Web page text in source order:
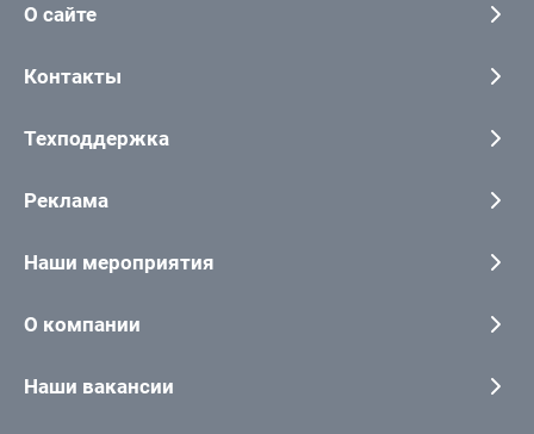
О сайте
Контакты
Техподдержка
Реклама
Наши мероприятия
О компании
Наши вакансии